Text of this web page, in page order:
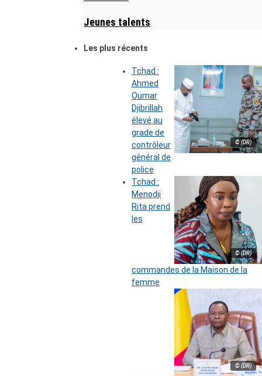
Jeunes talents
Les plus récents
© (DR)
Tchad :
Ahmed
Oumar
Djibrillah
élevé au
grade de
contrôleur
général de
police
© (DR)
Tchad :
Menodji
Rita prend
les
commandes de la Maison de la
femme
© (DR)